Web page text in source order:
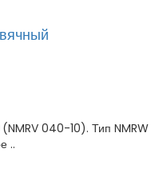
040-10). Тип NMRW
..